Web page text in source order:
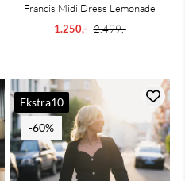
Francis Midi Dress Lemonade
1.250,- 2.499,-
Ekstra10
-60%